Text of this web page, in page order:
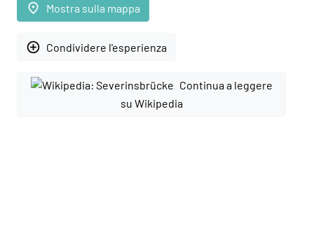
place Mostra sulla mappa
add_circle_outline Condividere l'esperienza
Continua a leggere
su Wikipedia